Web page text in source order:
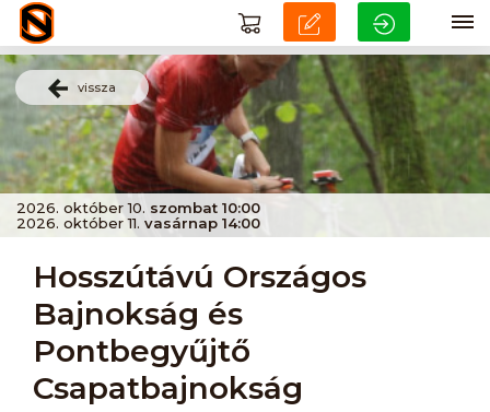
vissza
2026. október 10. szombat 10:00
2026. október 11. vasárnap 14:00
Hosszútávú Országos
Bajnokság és
Pontbegyűjtő
Csapatbajnokság